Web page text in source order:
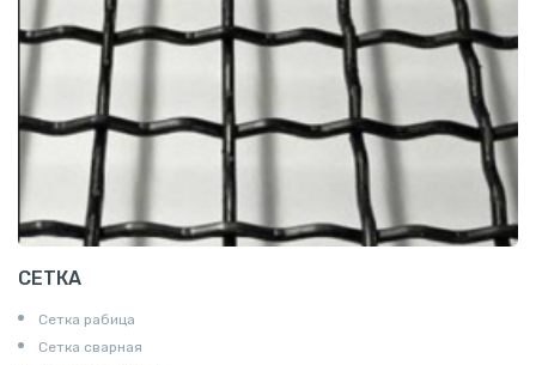
СЕТКА
Сетка рабица
Сетка сварная